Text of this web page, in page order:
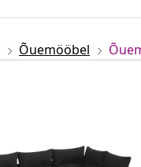
Õuemööbel